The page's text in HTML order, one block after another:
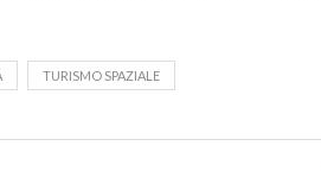
TURISMO SPAZIALE